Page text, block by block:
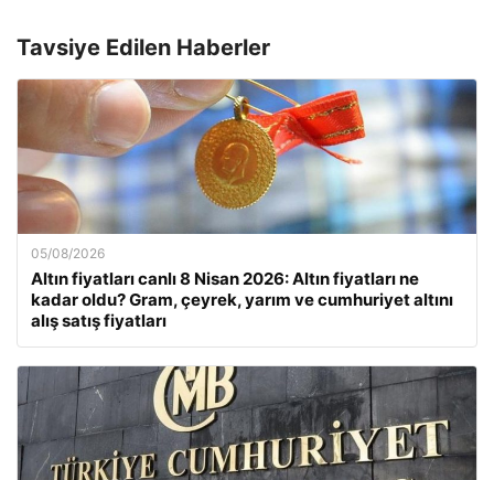
Tavsiye Edilen Haberler
05/08/2026
Altın fiyatları canlı 8 Nisan 2026: Altın fiyatları ne
kadar oldu? Gram, çeyrek, yarım ve cumhuriyet altını
alış satış fiyatları